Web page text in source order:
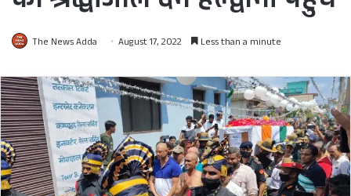
The News Adda August 17, 2022 Less than a minute